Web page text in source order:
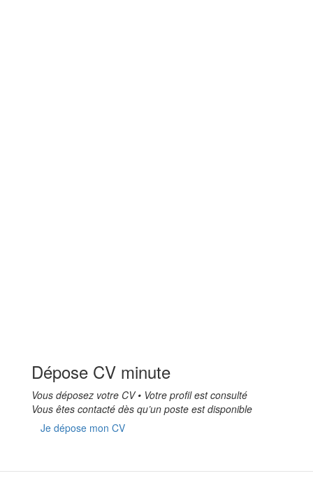
Dépose CV minute
Vous déposez votre CV • Votre profil est consulté
Vous êtes contacté dès qu’un poste est disponible
Je dépose mon CV